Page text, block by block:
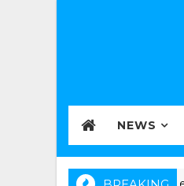
NEWS